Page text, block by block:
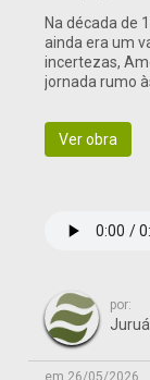
Na década de
ainda era um
incertezas,
jornada rumo
Ver obra
por:
em 26/05/2026